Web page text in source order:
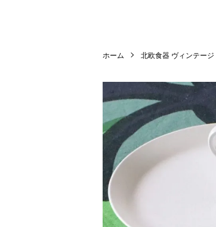
ホーム 北欧食器 ヴィンテージ